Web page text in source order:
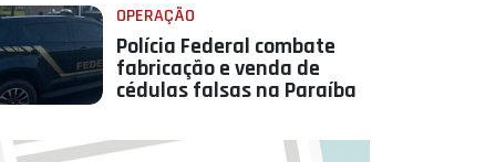
OPERAÇÃO
Polícia Federal combate
fabricação e venda de
cédulas falsas na Paraíba